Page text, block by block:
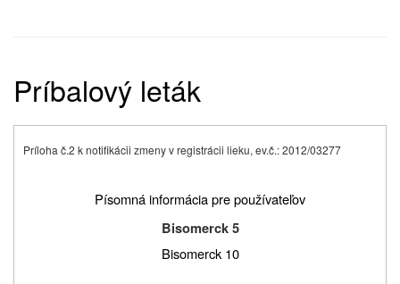
Príbalový leták
Príloha č.2 k notifikácii zmeny v registrácii lieku, ev.č.: 2012/03277
Písomná informácia pre používateľov
Bisomerck 5
Bisomerck 10